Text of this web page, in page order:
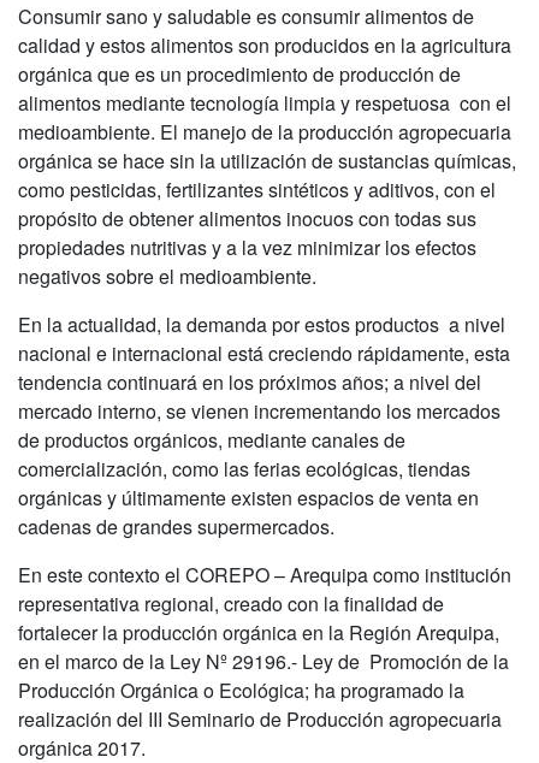
Consumir sano y saludable es consumir alimentos de
calidad y estos alimentos son producidos en la agricultura
orgánica que es un procedimiento de producción de
alimentos mediante tecnología limpia y respetuosa con el
medioambiente. El manejo de la producción agropecuaria
orgánica se hace sin la utilización de sustancias químicas,
como pesticidas, fertilizantes sintéticos y aditivos, con el
propósito de obtener alimentos inocuos con todas sus
propiedades nutritivas y a la vez minimizar los efectos
negativos sobre el medioambiente.
En la actualidad, la demanda por estos productos a nivel
nacional e internacional está creciendo rápidamente, esta
tendencia continuará en los próximos años; a nivel del
mercado interno, se vienen incrementando los mercados
de productos orgánicos, mediante canales de
comercialización, como las ferias ecológicas, tiendas
orgánicas y últimamente existen espacios de venta en
cadenas de grandes supermercados.
En este contexto el COREPO – Arequipa como institución
representativa regional, creado con la finalidad de
fortalecer la producción orgánica en la Región Arequipa,
en el marco de la Ley Nº 29196.- Ley de Promoción de la
Producción Orgánica o Ecológica; ha programado la
realización del III Seminario de Producción agropecuaria
orgánica 2017.